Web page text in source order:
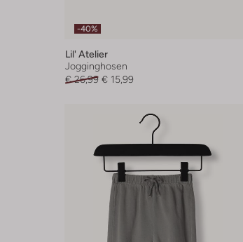
-40%
Lil' Atelier
Jogginghosen
€ 26,99 € 15,99